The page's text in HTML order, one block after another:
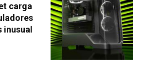
carga
inusual